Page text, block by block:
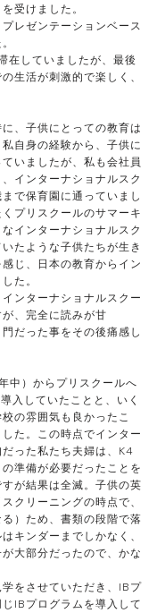
受けました。
レゼンテーションベース
在していましたが、最後
生活が刺激的で楽しく、
、子供にとっての教育は
自身の経験から、子供に
いましたが、私も会社員
インターナショナルスク
で保育園に通っていまし
プリスクールのサマーキ
インターナショナルスク
たような子供たちが生き
じ、日本の教育からイン
た。
ンターナショナルスクー
、完全に読みが甘
だった事をその後痛感し
中）からプリスクールへ
入していたことと、いく
の雰囲気も良かったこ
た。この時点でインター
った私たち夫婦は、K4
準備が必要だったことを
が結果は全滅。子供の英
クリーニングの時点で、
）ため、書類の段階で落
キンダーまでしかなく、
大部分だったので、かな
をさせていただき、IBプ
IBプログラムを導入して